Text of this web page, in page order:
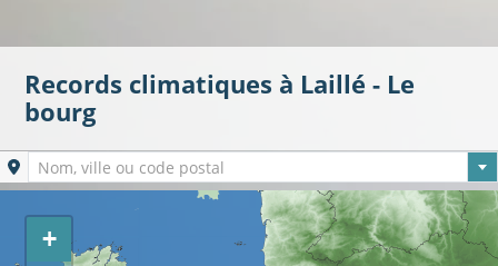
Records climatiques à Laillé - Le
bourg
Ville sélectionnée
Nom, ville ou code postal
+